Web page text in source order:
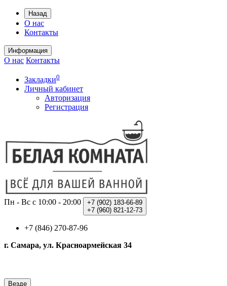
Назад
О нас
Контакты
Информация
О нас Контакты
Закладки0
Личный кабинет
Авторизация
Регистрация
Пн - Вс с 10:00 - 20:00 +7 (902) 183-66-89
+7 (960) 821-12-73
+7 (846) 270-87-96
г. Самара, ул. Красноармейская 34
Везде